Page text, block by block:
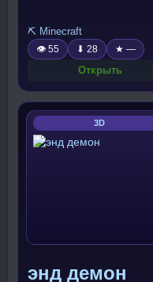
⛏️ Minecraft
👁 55 ⬇ 28 ★ —
Открыть
3D
энд демон